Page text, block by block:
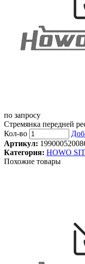
по запросу
Стремянка передней
Кол-во
Артикул:
Категория: HOWO
Похожие товары